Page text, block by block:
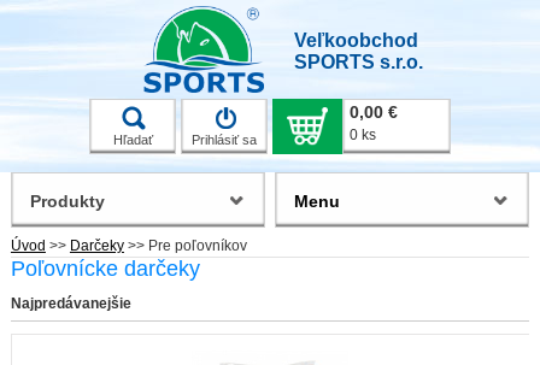
Veľkoobchod
SPORTS s.r.o.
Hľadať Prihlásiť sa
0,00 €
0 ks
Úvod >> Darčeky >> Pre poľovníkov
Poľovnícke darčeky
Najpredávanejšie
Produkty Menu